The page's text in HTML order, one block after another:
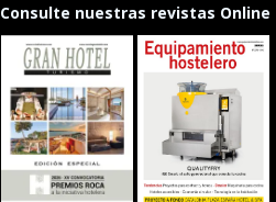
Consulte nuestras revistas Online